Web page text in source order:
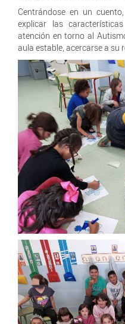
Centrándose en un
explicar las
atención en torno al
aula estable, acercarse a su